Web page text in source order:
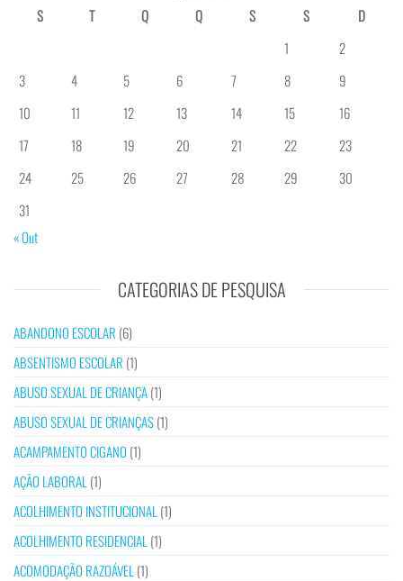
S
T Q Q S S
D
1
2
3
4 5 6 7 8
9
10
11 12 13 14 15
16
17
18 19 20 21 22
23
24
25 26 27 28 29
30
31
« Out
CATEGORIAS DE PESQUISA
ABANDONO ESCOLAR (6)
ABSENTISMO ESCOLAR (1)
ABUSO SEXUAL DE CRIANÇA(1)
ABUSO SEXUAL DE CRIANÇAS(1)
ACAMPAMENTO CIGANO (1)
AÇÃO LABORAL (1)
ACOLHIMENTO INSTITUCIONAL (1)
ACOLHIMENTO RESIDENCIAL (1)
ACOMODAÇÃO RAZOÁVEL (1)